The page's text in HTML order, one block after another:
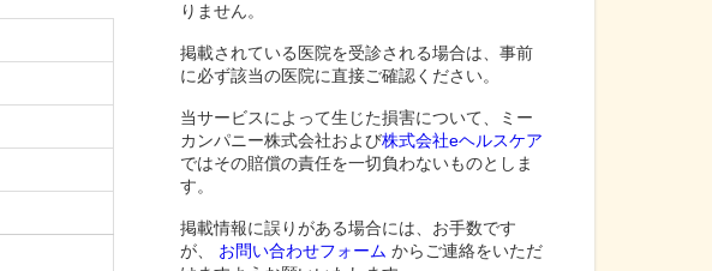
りません。
掲載されている医院を受診される場合は、事前
に必ず該当の医院に直接ご確認ください。
当サービスによって生じた損害について、ミー
カンパニー株式会社および株式会社eヘルスケア
ではその賠償の責任を一切負わないものとしま
す。
掲載情報に誤りがある場合には、お手数です
が、
お問い合わせフォーム からご連絡をいただ